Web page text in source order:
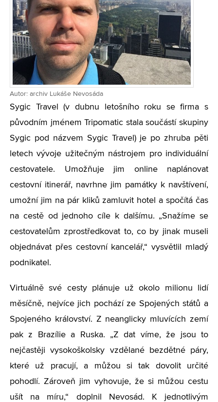
Autor: archiv Lukáše Nevosáda
Sygic Travel (v dubnu letošního roku se firma s
původním jménem Tripomatic stala součástí skupiny
Sygic pod názvem Sygic Travel) je po zhruba pěti
letech vývoje užitečným nástrojem pro individuální
cestovatele. Umožňuje jim online naplánovat
cestovní itinerář, navrhne jim památky k navštívení,
umožní jim na pár kliků zamluvit hotel a spočítá čas
na cestě od jednoho cíle k dalšímu. „Snažíme se
cestovatelům zprostředkovat to, co by jinak museli
objednávat přes cestovní kancelář,“ vysvětlil mladý
podnikatel.
Virtuálně své cesty plánuje už okolo milionu lidí
měsíčně, nejvíce jich pochází ze Spojených států a
Spojeného království. Z neanglicky mluvících zemí
pak z Brazílie a Ruska. „Z dat víme, že jsou to
nejčastěji vysokoškolsky vzdělané bezdětné páry,
které už pracují, a můžou si tak dovolit určité
pohodlí. Zároveň jim vyhovuje, že si můžou cestu
ušít na míru,“ doplnil Nevosád. K jednotlivým